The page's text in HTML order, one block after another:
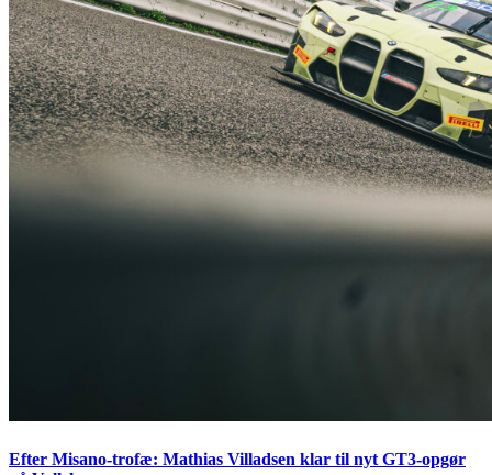
Efter Misano-trofæ: Mathias Villadsen klar til nyt GT3-opgør